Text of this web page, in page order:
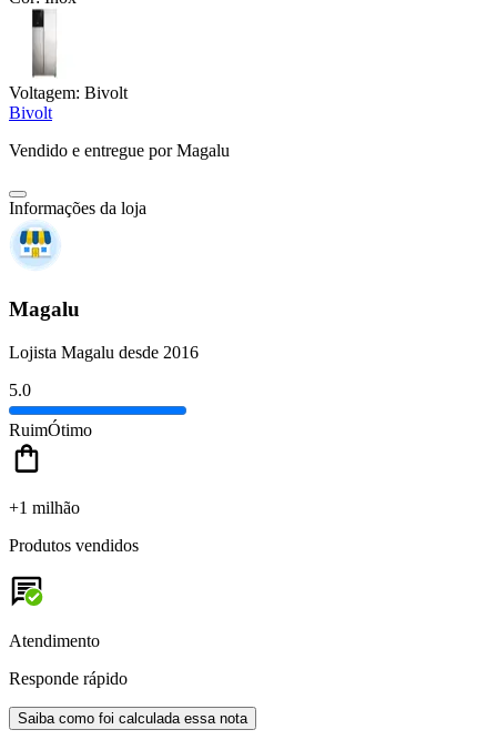
Voltagem: Bivolt
Bivolt
Vendido e entregue por Magalu
Informações da loja
Magalu
Lojista Magalu desde 2016
5.0
RuimÓtimo
+1 milhão
Produtos vendidos
Atendimento
Responde rápido
Saiba como foi calculada essa nota